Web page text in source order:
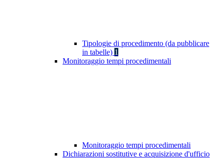
Tipologie di procedimento (da pubblicare
in tabelle) 1
Monitoraggio tempi procedimentali
Monitoraggio tempi procedimentali
Dichiarazioni sostitutive e acquisizione d'ufficio